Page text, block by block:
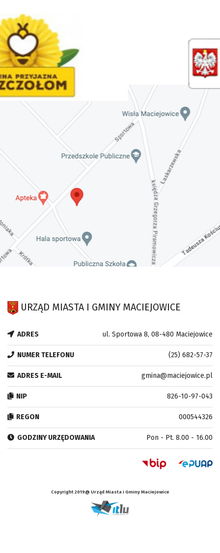
URZĄD MIASTA I GMINY MACIEJOWICE
ADRES ul. Sportowa 8, 08-480 Maciejowice
NUMER TELEFONU (25) 682-57-37
ADRES E-MAIL gmina@maciejowice.pl
NIP 826-10-97-043
REGON 000544326
GODZINY URZĘDOWANIA Pon - Pt. 8.00 - 16.00
Copyright 2019@ Urząd Miasta i Gminy Maciejowice